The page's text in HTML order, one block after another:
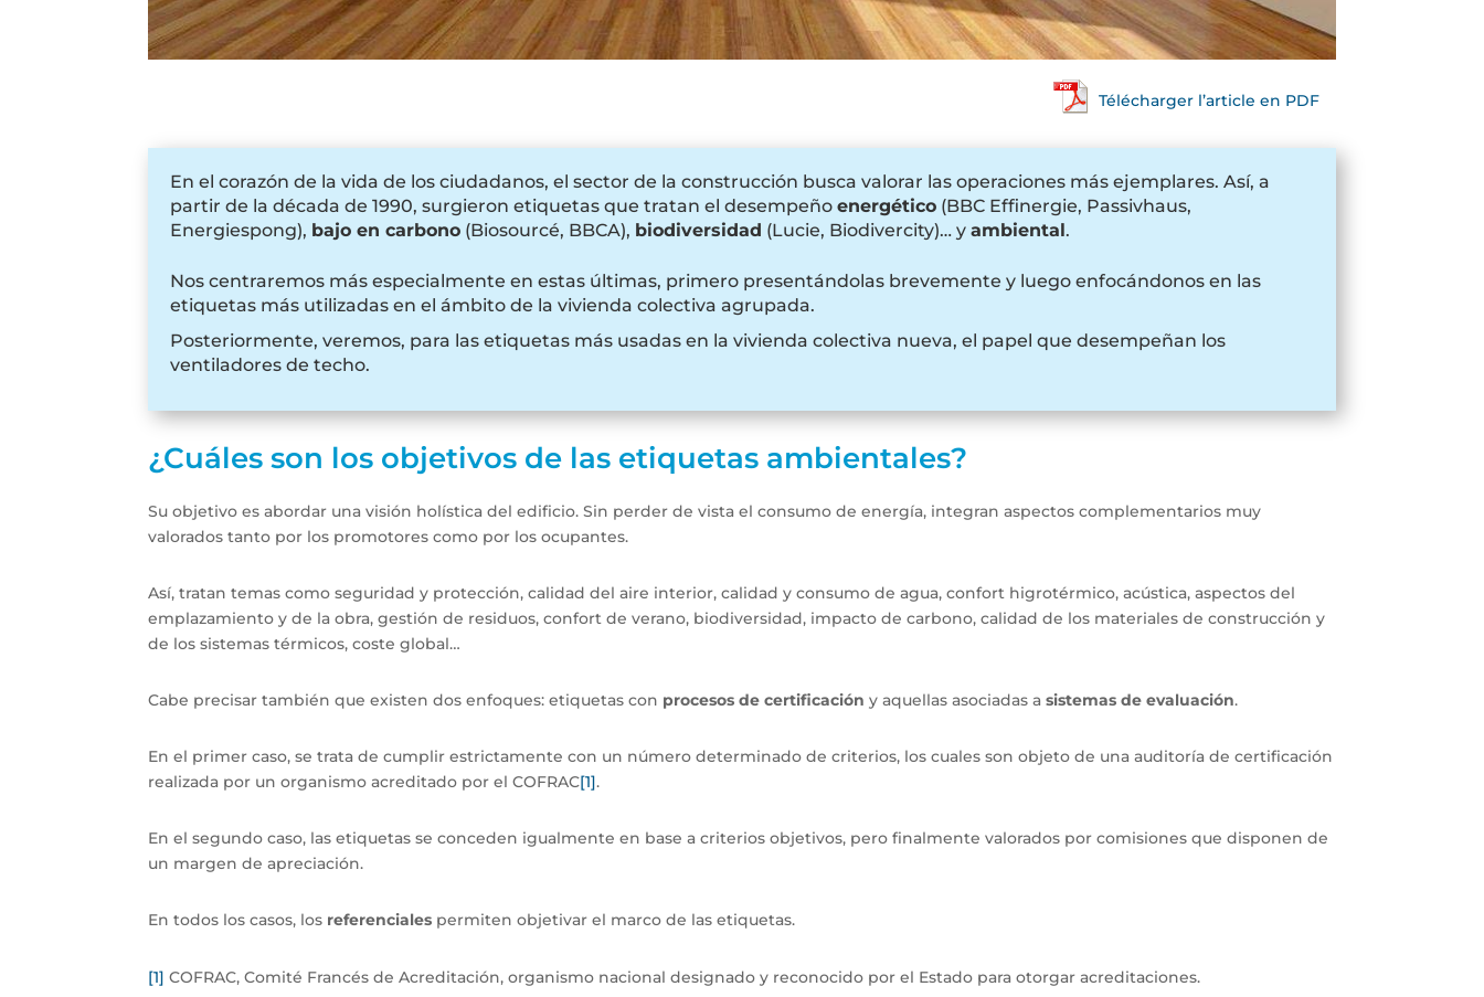
Télécharger l’article en PDF
En el corazón de la vida de los ciudadanos, el sector de la construcción busca valorar las operaciones más ejemplares. Así, a
partir de la década de 1990, surgieron etiquetas que tratan el desempeñoenergético (BBC Effinergie, Passivhaus,
Energiespong), bajo en carbono (Biosourcé, BBCA), biodiversidad (Lucie, Biodivercity)… yambiental.
Nos centraremos más especialmente en estas últimas, primero presentándolas brevemente y luego enfocándonos en las
etiquetas más utilizadas en el ámbito de la vivienda colectiva agrupada.
Posteriormente, veremos, para las etiquetas más usadas en la vivienda colectiva nueva, el papel que desempeñan los
ventiladores de techo.
¿Cuáles son los objetivos de las etiquetas ambientales?
Su objetivo es abordar una visión holística del edificio. Sin perder de vista el consumo de energía, integran aspectos complementarios muy
valorados tanto por los promotores como por los ocupantes.
Así, tratan temas como seguridad y protección, calidad del aire interior, calidad y consumo de agua, confort higrotérmico, acústica, aspectos del
emplazamiento y de la obra, gestión de residuos, confort de verano, biodiversidad, impacto de carbono, calidad de los materiales de construcción y
de los sistemas térmicos, coste global…
Cabe precisar también que existen dos enfoques: etiquetas con procesos de certificación y aquellas asociadas asistemas de evaluación.
En el primer caso, se trata de cumplir estrictamente con un número determinado de criterios, los cuales son objeto de una auditoría de certificación
realizada por un organismo acreditado por el COFRAC[1].
En el segundo caso, las etiquetas se conceden igualmente en base a criterios objetivos, pero finalmente valorados por comisiones que disponen de
un margen de apreciación.
En todos los casos, los referenciales permiten objetivar el marco de las etiquetas.
[1] COFRAC, Comité Francés de Acreditación, organismo nacional designado y reconocido por el Estado para otorgar acreditaciones.